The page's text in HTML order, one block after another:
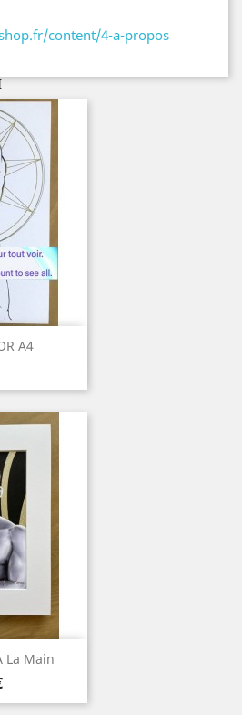
content/4-a-propos
A4
La Main